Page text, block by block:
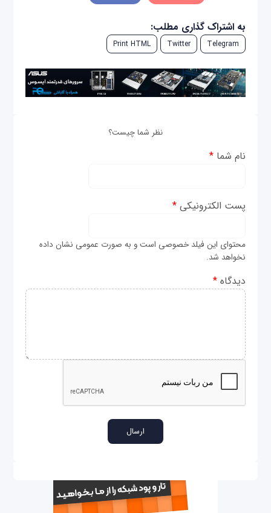
به اشتراک گذاری مطلب:
Telegram
Twitter
Print HTML
نظر شما چیست؟
نام شما*
پست الکترونیکی*
محتوای این فیلد خصوصی است و به صورت عمومی نشان داده
نخواهد شد.
دیدگاه*